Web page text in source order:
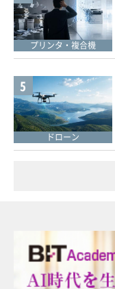
プリンタ・複合機
5
ドローン